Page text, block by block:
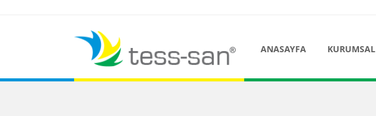
ANASAYFA KURUMSAL